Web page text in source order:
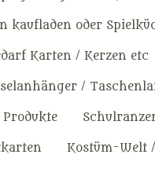
kaufladen oder
Karten / Kerzen etc
/
Kostüm-Welt